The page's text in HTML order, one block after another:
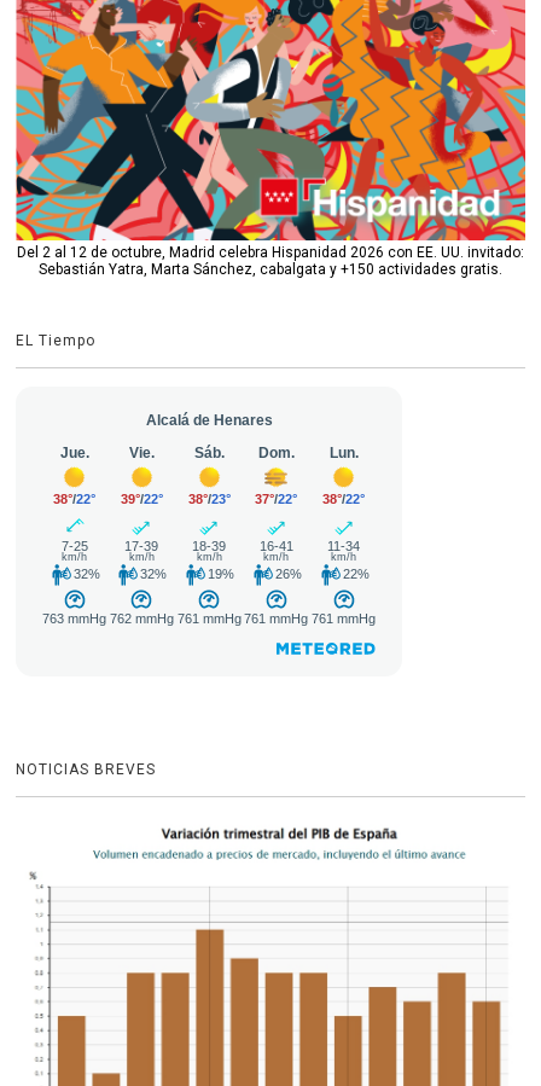
Del 2 al 12 de octubre, Madrid celebra Hispanidad 2026 con EE. UU. invitado:
Sebastián Yatra, Marta Sánchez, cabalgata y +150 actividades gratis.
EL Tiempo
NOTICIAS BREVES